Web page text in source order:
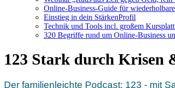
Online-Business-Guide für
Einstieg in dein StärkenProfil
Technik und Tools incl. großem
320 Begriffe rund um Online-Business
123 Stark durch Krisen
Der familienleichte Podcast: 123 - mit